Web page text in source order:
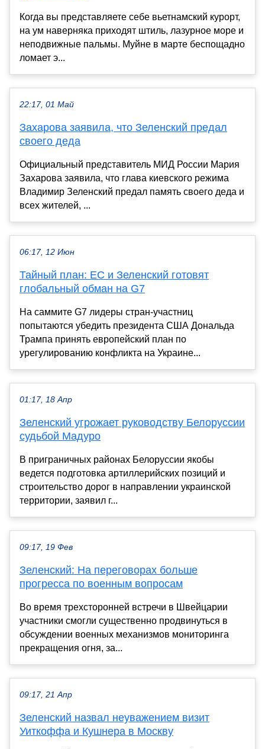
Когда вы представляете себе вьетнамский курорт,
на ум наверняка приходят штиль, лазурное море и
неподвижные пальмы. Муйне в марте беспощадно
ломает э...
22:17, 01 Май
Захарова заявила, что Зеленский предал
своего деда
Официальный представитель МИД России Мария
Захарова заявила, что глава киевского режима
Владимир Зеленский предал память своего деда и
всех жителей, ...
06:17, 12 Июн
Тайный план: ЕС и Зеленский готовят
глобальный обман на G7
На саммите G7 лидеры стран-участниц
попытаются убедить президента США Дональда
Трампа принять европейский план по
урегулированию конфликта на Украине...
01:17, 18 Апр
Зеленский угрожает руководству Белоруссии
судьбой Мадуро
В приграничных районах Белоруссии якобы
ведется подготовка артиллерийских позиций и
строительство дорог в направлении украинской
территории, заявил г...
09:17, 19 Фев
Зеленский: На переговорах больше
прогресса по военным вопросам
Во время трехсторонней встречи в Швейцарии
участники смогли существенно продвинуться в
обсуждении военных механизмов мониторинга
прекращения огня, за...
09:17, 21 Апр
Зеленский назвал неуважением визит
Уиткоффа и Кушнера в Москву